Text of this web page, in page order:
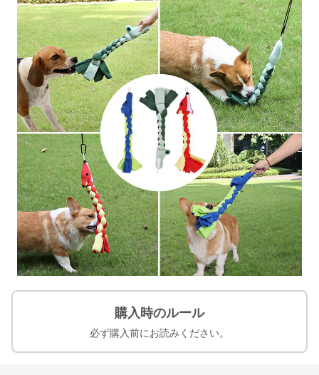
購入時のルール
必ず購入前にお読みください。